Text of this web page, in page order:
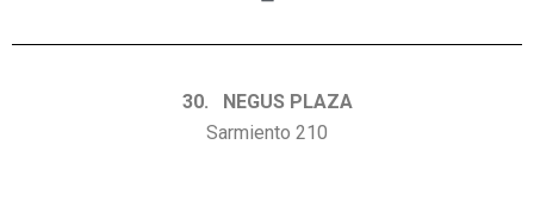
30. NEGUS PLAZA
Sarmiento 210